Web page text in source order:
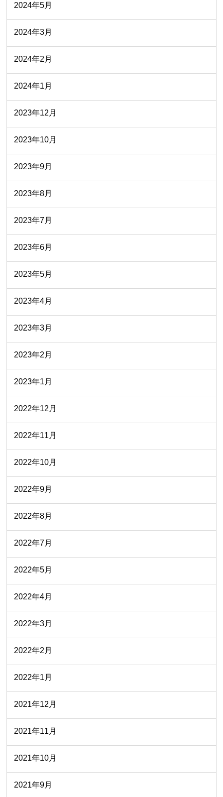
2024年5月
2024年3月
2024年2月
2024年1月
2023年12月
2023年10月
2023年9月
2023年8月
2023年7月
2023年6月
2023年5月
2023年4月
2023年3月
2023年2月
2023年1月
2022年12月
2022年11月
2022年10月
2022年9月
2022年8月
2022年7月
2022年5月
2022年4月
2022年3月
2022年2月
2022年1月
2021年12月
2021年11月
2021年10月
2021年9月